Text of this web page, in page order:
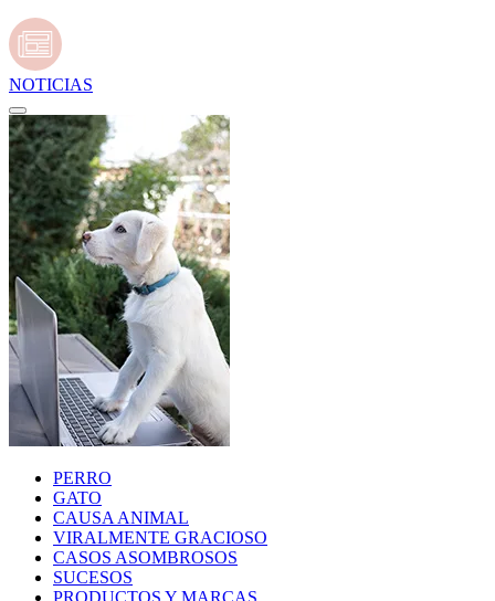
NOTICIAS
PERRO
GATO
CAUSA ANIMAL
VIRALMENTE GRACIOSO
CASOS ASOMBROSOS
SUCESOS
PRODUCTOS Y MARCAS